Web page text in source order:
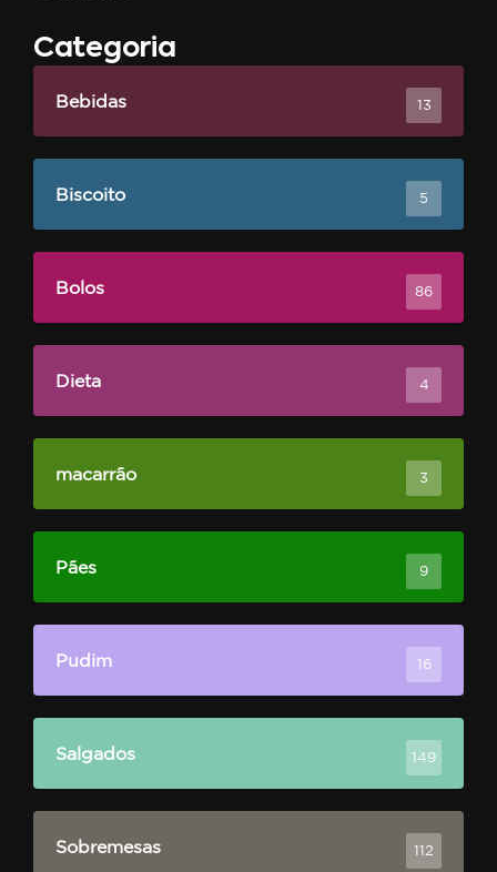
Categoria
Bebidas 13
Biscoito 5
Bolos 86
Dieta 4
macarrão 3
Pães 9
Pudim 16
Salgados 149
Sobremesas 112